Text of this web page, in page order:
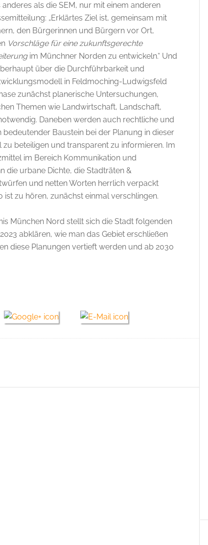
als die SEM, nur mit einem anderen
„Erklärtes Ziel ist, gemeinsam mit
den Bürgerinnen und Bürgern vor Ort,
Vorschläge für eine zukunftsgerechte
im Münchner Norden zu entwickeln.“ Und
über die Durchführbarkeit und
in Feldmoching-Ludwigsfeld
zunächst planerische Untersuchungen,
Themen wie Landwirtschaft, Landschaft,
Daneben werden auch rechtliche und
Baustein bei der Planung in dieser
beteiligen und transparent zu informieren. Im
im Bereich Kommunikation und
die urbane Dichte, die Stadträten &
und netten Worten herrlich verpackt
ist zu hören, zunächst einmal verschlingen.
München Nord stellt sich die Stadt folgenden
abklären, wie man das Gebiet erschließen
diese Planungen vertieft werden und ab 2030